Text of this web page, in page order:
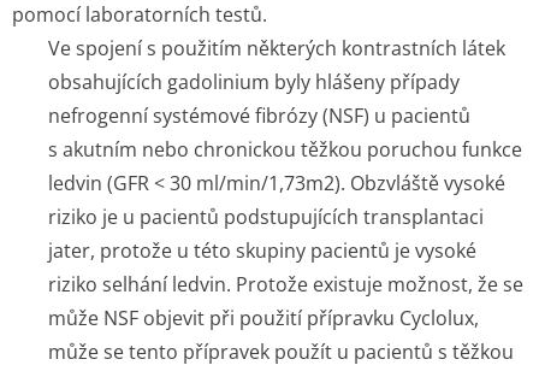
pomocí laboratorních testů.
Ve spojení s použitím některých kontrastních látek
obsahujících gadolinium byly hlášeny případy
nefrogenní systémové fibrózy (NSF) u pacientů
s akutním nebo chronickou těžkou poruchou funkce
ledvin (GFR < 30 ml/min/1,7­3m2). Obzvláště vysoké
riziko je u pacientů podstupujících transplantaci
jater, protože u této skupiny pacientů je vysoké
riziko selhání ledvin. Protože existuje možnost, že se
může NSF objevit při použití přípravku Cyclolux,
může se tento přípravek použít u pacientů s těžkou